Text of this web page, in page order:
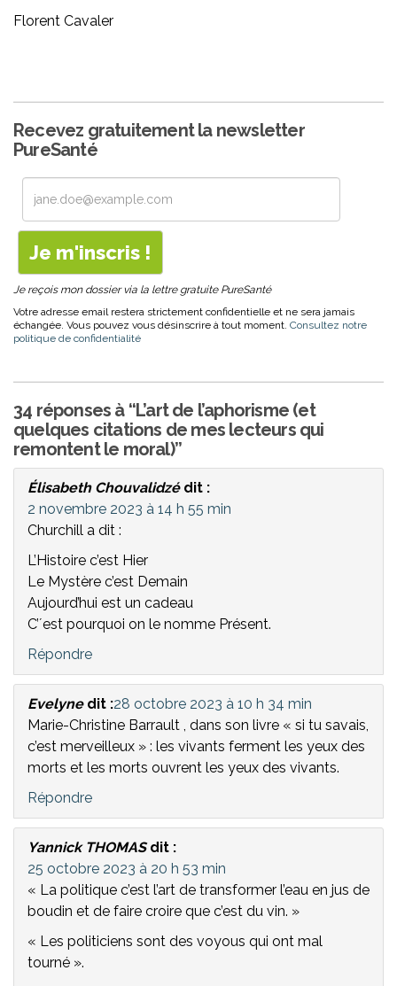
Florent Cavaler
Recevez gratuitement la newsletter
PureSanté
Je reçois mon dossier via la lettre gratuite PureSanté
Votre adresse email restera strictement confidentielle et ne sera jamais
échangée. Vous pouvez vous désinscrire à tout moment. Consultez notre
politique de confidentialité
34 réponses à “L’art de l’aphorisme (et
quelques citations de mes lecteurs qui
remontent le moral)”
Élisabeth Chouvalidzé dit :
2 novembre 2023 à 14 h 55 min
Churchill a dit :
L’Histoire c’est Hier
Le Mystère c’est Demain
Aujourd’hui est un cadeau
C’´est pourquoi on le nomme Présent.
Répondre
Evelyne dit :28 octobre 2023 à 10 h 34 min
Marie-Christine Barrault , dans son livre « si tu savais,
c’est merveilleux » : les vivants ferment les yeux des
morts et les morts ouvrent les yeux des vivants.
Répondre
Yannick THOMAS dit :
25 octobre 2023 à 20 h 53 min
« La politique c’est l’art de transformer l’eau en jus de
boudin et de faire croire que c’est du vin. »
« Les politiciens sont des voyous qui ont mal
tourné ».